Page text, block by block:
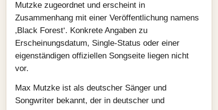
Mutzke zugeordnet und erscheint in
Zusammenhang mit einer Veröffentlichung namens
‚Black Forest‘. Konkrete Angaben zu
Erscheinungsdatum, Single-Status oder einer
eigenständigen offiziellen Songseite liegen nicht
vor.
Max Mutzke ist als deutscher Sänger und
Songwriter bekannt, der in deutscher und